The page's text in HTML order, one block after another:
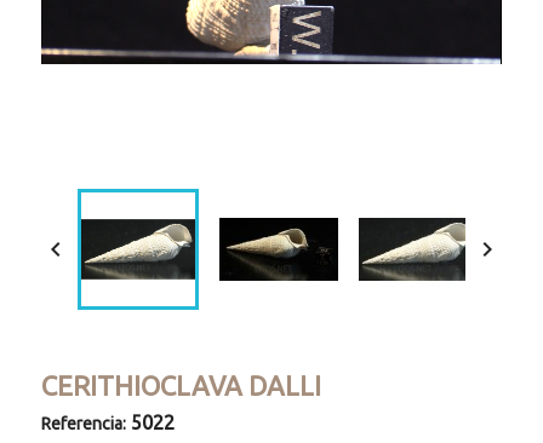
 
CERITHIOCLAVA DALLI
Referencia: 5022